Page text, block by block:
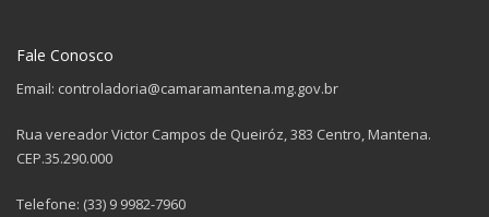
Fale Conosco
Email: controladoria@camaramantena.mg.gov.br
Rua vereador Victor Campos de Queiróz, 383 Centro, Mantena.
CEP.35.290.000
Telefone: (33) 9 9982-7960